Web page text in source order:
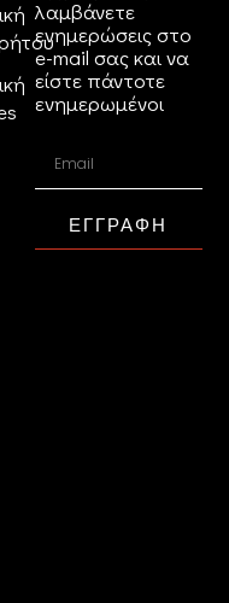
λαμβάνετε
ενημερώσεις στο
e-mail σας και να
είστε πάντοτε
ενημερωμένοι
ΕΓΓΡΑΦΗ